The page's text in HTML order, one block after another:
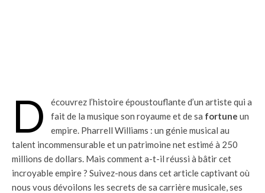
D
écouvrez l’histoire époustouflante d’un artiste qui a
fait de la musique son royaume et de sa fortune un
empire. Pharrell Williams : un génie musical au
talent incommensurable et un patrimoine net estimé à 250
millions de dollars. Mais comment a-t-il réussi à bâtir cet
incroyable empire ? Suivez-nous dans cet article captivant où
nous vous dévoilons les secrets de sa carrière musicale, ses